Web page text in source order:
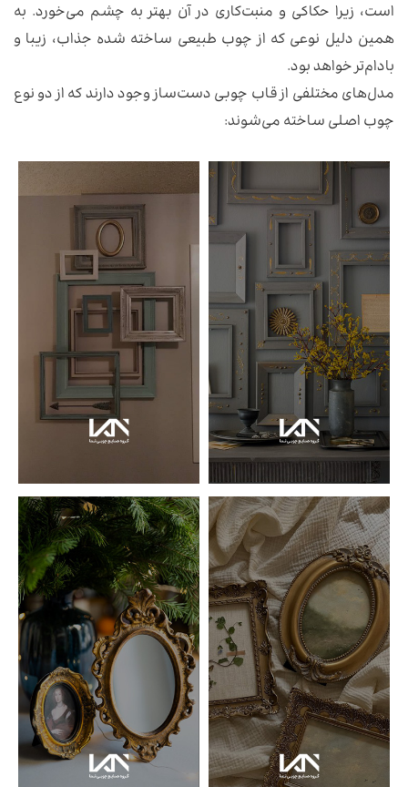
است، زیرا حکاکی و منبت‌کاری در آن بهتر به چشم می‌خورد. به
همین دلیل نوعی که از چوب طبیعی ساخته شده جذاب، زیبا و
بادام‌تر خواهد بود.
مدل‌های مختلفی از قاب چوبی دست‌ساز وجود دارند که از دو نوع
چوب اصلی ساخته می‌شوند: